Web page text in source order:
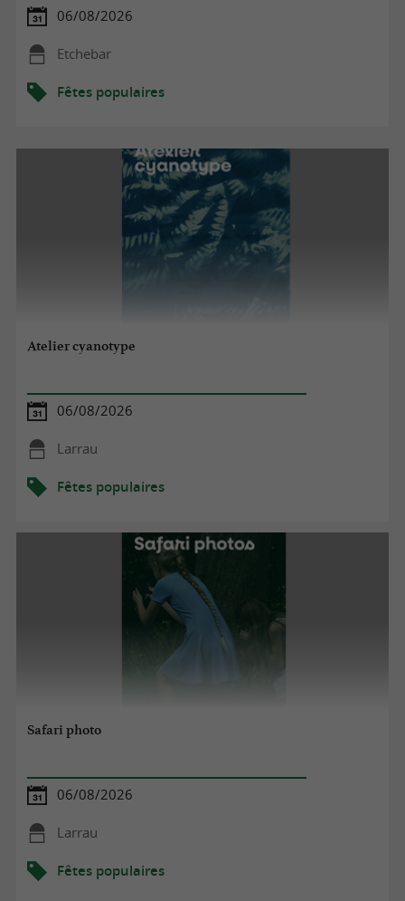
06/08/2026
Etchebar
Fêtes populaires
Atelier cyanotype
06/08/2026
Larrau
Fêtes populaires
Safari photo
06/08/2026
Larrau
Fêtes populaires